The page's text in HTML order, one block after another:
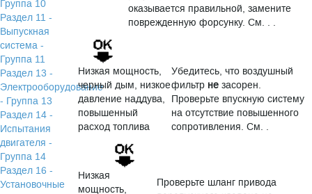
Группа 10
Раздел 11 -
Выпускная
система -
Группа 11
Раздел 13 -
Электрооборудование
- Группа 13
Раздел 14 -
Испытания
двигателя -
Группа 14
Раздел 16 -
Установочные
оказывается правильной, замените
поврежденную форсунку. См. . .
Низкая мощность,
черный дым, низкое
давление наддува,
повышенный
расход топлива
Убедитесь, что воздушный
фильтр не засорен.
Проверьте впускную систему
на отсутствие повышенного
сопротивления. См. .
Низкая
мощность,
Проверьте шланг привода